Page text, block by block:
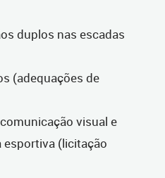
duplos nas escadas
(adequações de
visual e
esportiva (licitação